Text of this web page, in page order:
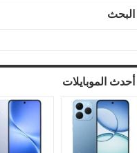
البحث
أحدث الموبايلات